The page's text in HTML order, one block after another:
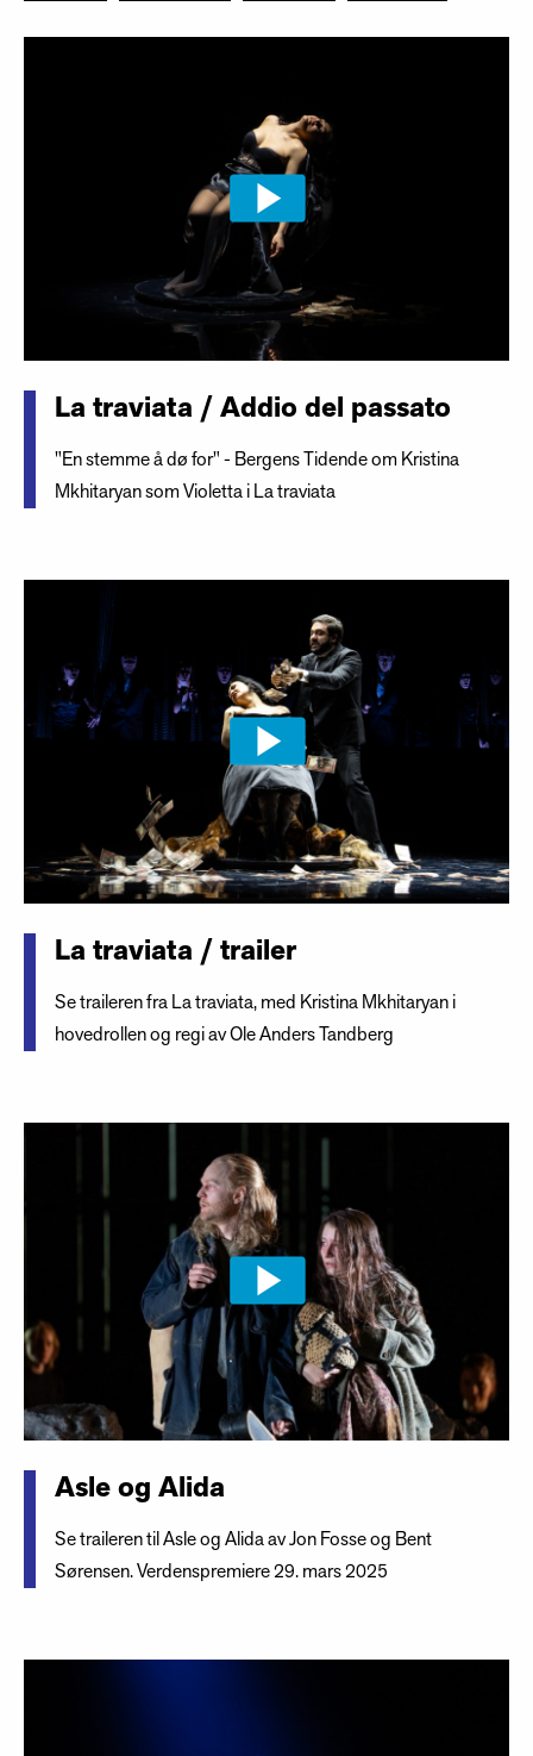
La traviata / Addio del passato
"En stemme å dø for" - Bergens Tidende om Kristina
Mkhitaryan som Violetta i La traviata
La traviata / trailer
Se traileren fra La traviata, med Kristina Mkhitaryan i
hovedrollen og regi av Ole Anders Tandberg
Asle og Alida
Se traileren til Asle og Alida av Jon Fosse og Bent
Sørensen. Verdenspremiere 29. mars 2025